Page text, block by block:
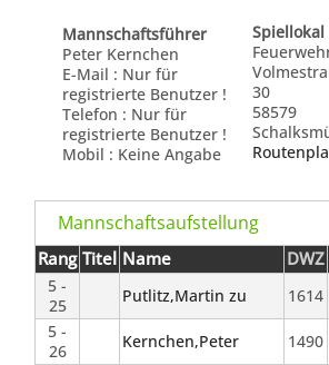
Mannschaftsführer
Peter Kernchen
E-Mail : Nur für
registrierte Benutzer !
Telefon : Nur für
registrierte Benutzer !
Mobil : Keine Angabe
Spiellokal
30
58579
Mannschaftsaufstellung
Rang Titel Name DWZ
5 -
25
Putlitz,Martin zu 1614
5 -
26
Kernchen,Peter 1490